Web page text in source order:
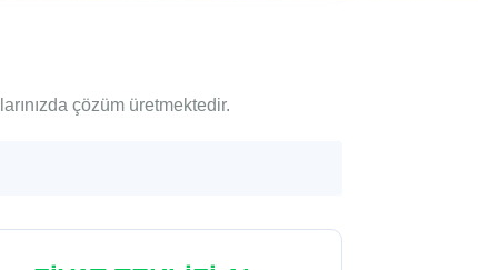
çözüm üretmektedir.